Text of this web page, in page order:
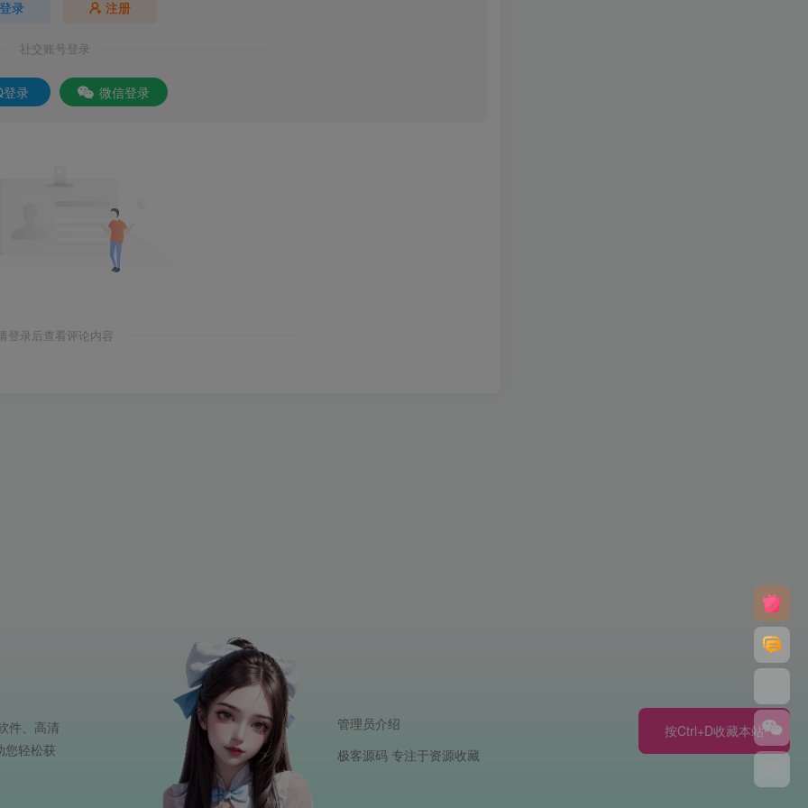
登录 注册
社交账号登录
录 微信登录
登录后查看评论内容
件、高清
您轻松获
按Ctrl+D收藏本站
管理员介绍
极客源码 专注于资源收藏